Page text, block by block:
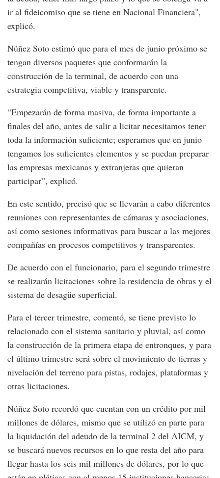
ir al fideicomiso que se tiene en Nacional Financiera",
explicó.
Núñez Soto estimó que para el mes de junio próximo se
tengan diversos paquetes que conformarán la
construcción de la terminal, de acuerdo con una
estrategia competitiva, viable y transparente.
“Empezarán de forma masiva, de forma importante a
finales del año, antes de salir a licitar necesitamos tener
toda la información suficiente; esperamos que en junio
tengamos los suficientes elementos y se puedan preparar
las empresas mexicanas y extranjeras que quieran
participar”, explicó.
En este sentido, precisó que se llevarán a cabo diferentes
reuniones con representantes de cámaras y asociaciones,
así como sesiones informativas para buscar a las mejores
compañías en procesos competitivos y transparentes.
De acuerdo con el funcionario, para el segundo trimestre
se realizarán licitaciones sobre la residencia de obras y el
sistema de desagüe superficial.
Para el tercer trimestre, comentó, se tiene previsto lo
relacionado con el sistema sanitario y pluvial, así como
la construcción de la primera etapa de entronques, y para
el último trimestre será sobre el movimiento de tierras y
nivelación del terreno para pistas, rodajes, plataformas y
otras licitaciones.
Núñez Soto recordó que cuentan con un crédito por mil
millones de dólares, mismo que se utilizó en parte para
la liquidación del adeudo de la terminal 2 del AICM, y
se buscará nuevos recursos en lo que resta del año para
llegar hasta los seis mil millones de dólares, por lo que